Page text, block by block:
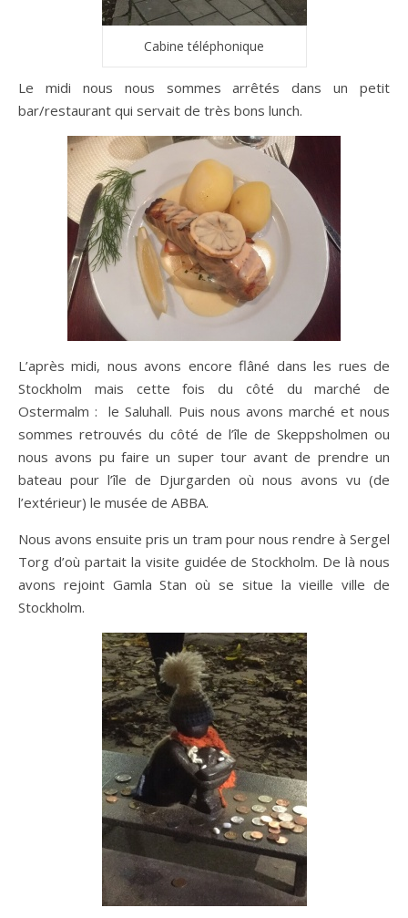
Cabine téléphonique
Le midi nous nous sommes arrêtés dans un petit
bar/restaurant qui servait de très bons lunch.
L’après midi, nous avons encore flâné dans les rues de
Stockholm mais cette fois du côté du marché de
Ostermalm : le Saluhall. Puis nous avons marché et nous
sommes retrouvés du côté de l’île de Skeppsholmen ou
nous avons pu faire un super tour avant de prendre un
bateau pour l’île de Djurgarden où nous avons vu (de
l’extérieur) le musée de ABBA.
Nous avons ensuite pris un tram pour nous rendre à Sergel
Torg d’où partait la visite guidée de Stockholm. De là nous
avons rejoint Gamla Stan où se situe la vieille ville de
Stockholm.